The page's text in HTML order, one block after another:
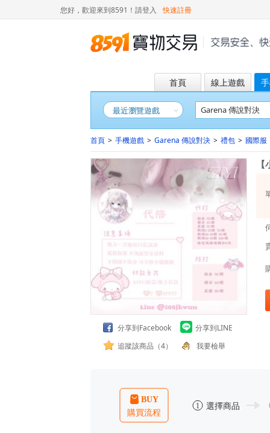
您好，歡迎來到8591！ 請登入 快速註冊
首頁 線上遊戲
最近瀏覽遊戲
首頁 > 手機遊戲 > Garena 傳說對決 > 禮包 > 國際服
分享到Facebook
分享到LINE
追蹤該商品（4）
我要檢舉